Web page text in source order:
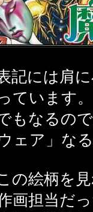
記には肩
ています
もなるの
ェア」な
の絵柄を
画担当だ